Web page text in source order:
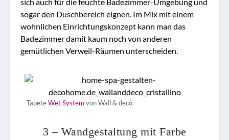
sogar den Duschbereich eignen. Im Mix mit einem
wohnlichen Einrichtungskonzept kann man das
Badezimmer damit kaum noch von anderen
gemütlichen Verweil-Räumen unterscheiden.
TapeteWet System von Wall & decò
3 – Wandgestaltung mit Farbe